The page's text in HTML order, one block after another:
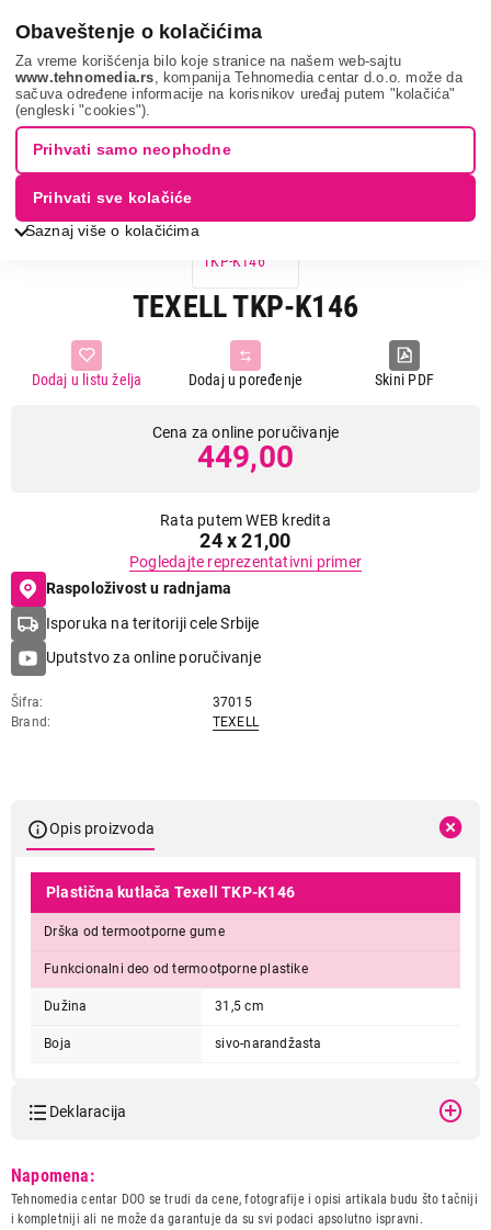
Obaveštenje o kolačićima
Za vreme korišćenja bilo koje stranice na našem web-sajtu
www.tehnomedia.rs , kompanija Tehnomedia centar d.o.o. može da
sačuva određene informacije na korisnikov uređaj putem "kolačića"
(engleski "cookies").
Saznaj više o kolačićima
Prihvati samo neophodne
Prihvati sve kolačiće
Sve za kuću i baštu Posuđe Texell tkp-k146...
TEXELL TKP-K146
Skini PDF
Dodaj u poređenje
Dodaj u listu želja
Cena za online poručivanje
449,00
Rata putem WEB kredita
24 x 21,00
Pogledajte reprezentativni primer
Raspoloživost u radnjama
Isporuka na teritoriji cele Srbije
Uputstvo za online poručivanje
Šifra
37015
Brand
TEXELL
Opis proizvoda
Plastična kutlača Texell TKP-K146
Drška od termootporne gume
Funkcionalni deo od termootporne plastike
Dužina 31,5 cm
Boja sivo-narandžasta
Deklaracija
Naziv i vrsta robe:
POSUDJE
Uvoznik:
CTC - UNIT d.o.o.
Napomena:
Tehnomedia centar DOO se trudi da cene, fotografije i opisi artikala budu što tačniji
i kompletniji ali ne može da garantuje da su svi podaci apsolutno ispravni.